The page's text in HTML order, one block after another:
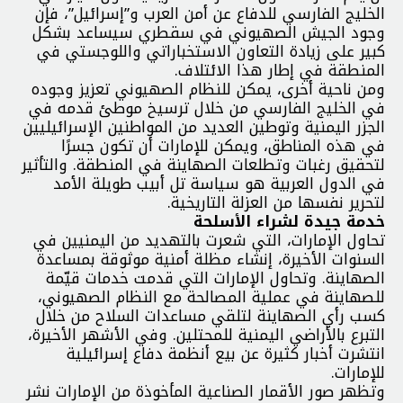
الخليج الفارسي للدفاع عن أمن العرب و”إسرائيل”، فإن
وجود الجيش الصهيوني في سقطري سيساعد بشكل
كبير على زيادة التعاون الاستخباراتي واللوجستي في
المنطقة في إطار هذا الائتلاف.
ومن ناحية أخرى، يمكن للنظام الصهيوني تعزيز وجوده
في الخليج الفارسي من خلال ترسيخ موطئ قدمه في
الجزر اليمنية وتوطين العديد من المواطنين الإسرائيليين
في هذه المناطق، ويمكن للإمارات أن تكون جسرًا
لتحقيق رغبات وتطلعات الصهاينة في المنطقة. والتأثير
في الدول العربية هو سياسة تل أبيب طويلة الأمد
لتحرير نفسها من العزلة التاريخية.
خدمة جيدة لشراء الأسلحة
تحاول الإمارات، التي شعرت بالتهديد من اليمنيين في
السنوات الأخيرة، إنشاء مظلة أمنية موثوقة بمساعدة
الصهاينة. وتحاول الإمارات التي قدمت خدمات قيّمة
للصهاينة في عملية المصالحة مع النظام الصهيوني،
كسب رأي الصهاينة لتلقي مساعدات السلاح من خلال
التبرع بالأراضي اليمنية للمحتلين. وفي الأشهر الأخيرة،
انتشرت أخبار كثيرة عن بيع أنظمة دفاع إسرائيلية
للإمارات.
وتظهر صور الأقمار الصناعية المأخوذة من الإمارات نشر